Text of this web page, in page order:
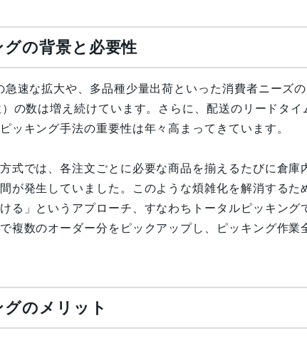
の背景と必要性
速な拡大や、多品種少量出荷といった消費者ニーズ
の数は増え続けています。さらに、配送のリードタイ
ッキング手法の重要性は年々高まってきています。
式では、各注文ごとに必要な商品を揃えるたびに倉庫
が発生していました。このような煩雑化を解消するた
る」というアプローチ、すなわちトータルピッキング
複数のオーダー分をピックアップし、ピッキング作業
グのメリット